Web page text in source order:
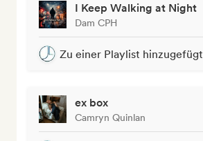
I Keep Walking at Night
Dam CPH
Zu einer Playlist hinzugefügt
ex box
Camryn Quinlan